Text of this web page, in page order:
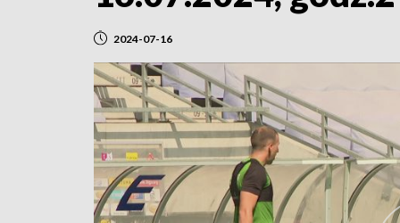
2024-07-16